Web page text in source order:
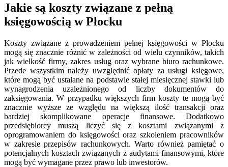
Jakie są koszty związane z pełną
księgowością w Płocku
Koszty związane z prowadzeniem pełnej księgowości w Płocku
mogą się znacznie różnić w zależności od wielu czynników, takich
jak wielkość firmy, zakres usług oraz wybrane biuro rachunkowe.
Przede wszystkim należy uwzględnić opłaty za usługi księgowe,
które mogą być ustalane na podstawie stałej miesięcznej stawki lub
wynagrodzenia uzależnionego od liczby dokumentów do
zaksięgowania. W przypadku większych firm koszty te mogą być
znacznie wyższe ze względu na większą ilość transakcji oraz
bardziej skomplikowane operacje finansowe. Dodatkowo
przedsiębiorcy muszą liczyć się z kosztami związanymi z
oprogramowaniem do księgowości oraz szkoleniem pracowników
w zakresie przepisów rachunkowych. Warto również pamiętać o
potencjalnych kosztach związanych z audytami finansowymi, które
mogą być wymagane przez prawo lub inwestorów.